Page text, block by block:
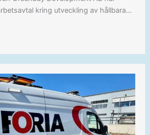
kring utveckling av hållbara…